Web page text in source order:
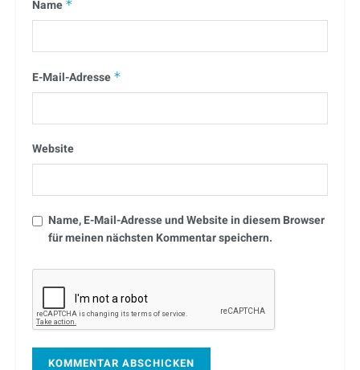
Name *
E-Mail-Adresse *
Website
Name, E-Mail-Adresse und Website in diesem Browser
für meinen nächsten Kommentar speichern.